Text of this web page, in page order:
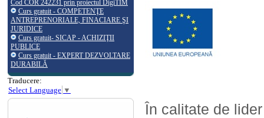
Cod COR 242231 prin proiectul DigiTIM
Curs gratuit - COMPETENŢE
ANTREPRENORIALE, FINACIARE ŞI
JURIDICE
Curs gratuit- SICAP - ACHIZIŢII
PUBLICE
Curs gratuit - EXPERT DEZVOLTARE
DURABILĂ
Traducere:
Select Language ▼
În calitate de